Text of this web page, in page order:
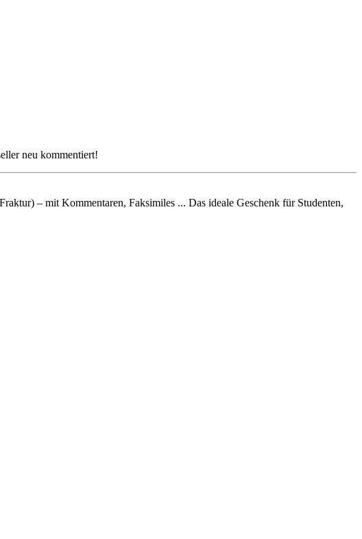
neu kommentiert!
– mit Kommentaren, Faksimiles ... Das ideale Geschenk für Studenten,